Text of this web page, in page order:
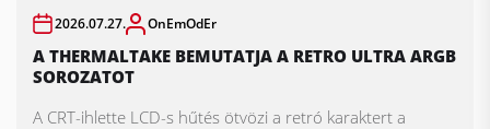
2026.07.27. OnEmOdEr
A THERMALTAKE BEMUTATJA A RETRO ULTRA ARGB
SOROZATOT
A CRT-ihlette LCD-s hűtés ötvözi a retró karaktert a